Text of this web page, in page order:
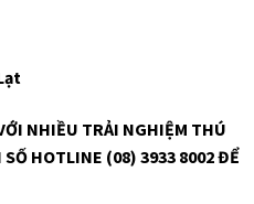
NHIỀU TRẢI NGHIỆM THÚ
HOTLINE (08) 3933 8002 ĐỂ